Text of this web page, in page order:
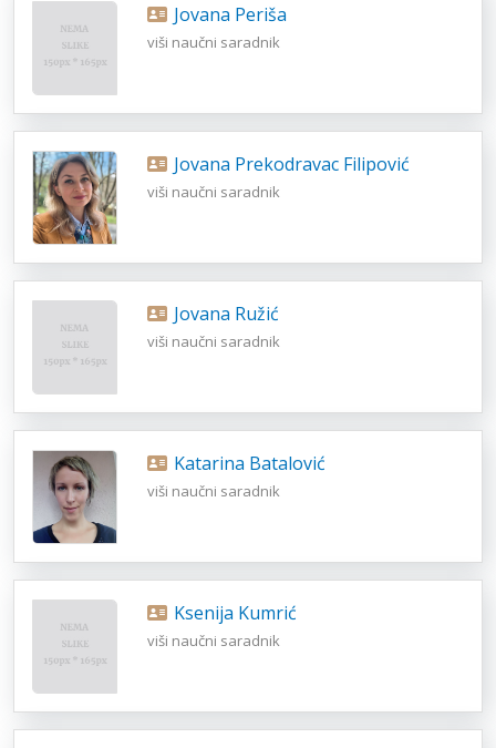
Jovana Periša
viši naučni saradnik
Jovana Prekodravac Filipović
viši naučni saradnik
Jovana Ružić
viši naučni saradnik
Katarina Batalović
viši naučni saradnik
Ksenija Kumrić
viši naučni saradnik